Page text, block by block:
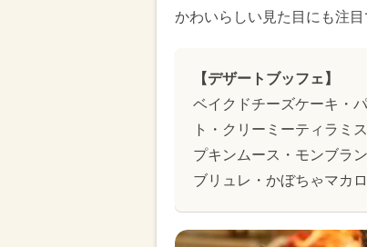
かわいらしい見た目にも注目
【デザートブッフェ】
ベイクドチーズケーキ・
ト・クリーミーティラミ
プキンムース・モンブラ
ブリュレ・かぼちゃマカ